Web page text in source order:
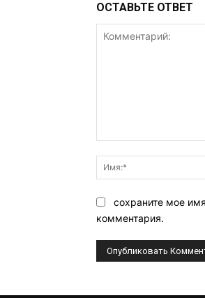
ОСТАВЬТЕ ОТВЕТ
сохраните мое
комментария.